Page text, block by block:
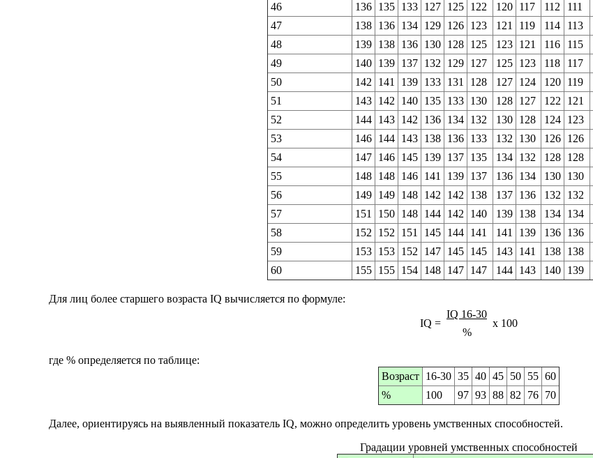
46
136 135 133 127 125 122 120 117 112 111
47
138 136 134 129 126 123 121 119 114 113
48
139 138 136 130 128 125 123 121 116 115
49
140 139 137 132 129 127 125 123 118 117
50
142 141 139 133 131 128 127 124 120 119
51
143 142 140 135 133 130 128 127 122 121
52
144 143 142 136 134 132 130 128 124 123
53
146 144 143 138 136 133 132 130 126 126
54
147 146 145 139 137 135 134 132 128 128
55
148 148 146 141 139 137 136 134 130 130
56
149 149 148 142 142 138 137 136 132 132
57
151 150 148 144 142 140 139 138 134 134
58
152 152 151 145 144 141 141 139 136 136
59
153 153 152 147 145 145 143 141 138 138
60
155 155 154 148 147 147 144 143 140 139
Для лиц более старшего возраста IQ вычисляется по формуле:
IQ =
IQ 16-30
x 100
%
где % определяется по таблице:
Возраст 16-30 35 40 45 50 55 60
%
100 97 93 88 82 76 70
Далее, ориентируясь на выявленный показатель IQ, можно определить уровень умственных способностей.
Градации уровней умственных способностей